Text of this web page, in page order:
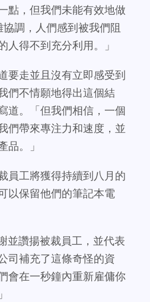
點，但我們未能有效地做
調，人們感到被我們阻
人得不到充分利用。」
要走並且沒有立即感受到
們不情願地得出這個結
道。「但我們相信，一個
們帶來專注力和速度，並
品。」
員工將獲得持續到八月的
以保留他們的筆記本電
並讚揚被裁員工，並代表
司補充了這條奇怪的資
會在一秒鐘內重新雇傭你